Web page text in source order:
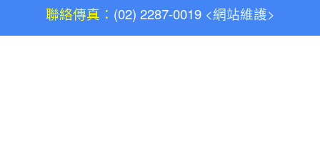
Gemini 打造吸睛視覺化教材
2025-09-17 「阿貴校長的GPT」社群（AI for
聯絡傳真： (02) 2287-0019 <網站維護>